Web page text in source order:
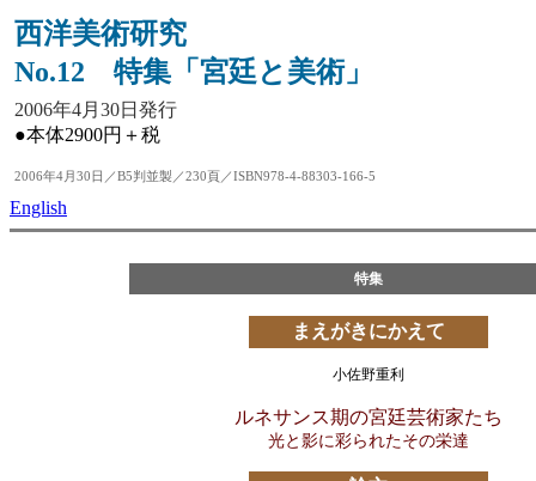
西洋美術研究
No.12 特集「宮廷と美術」
2006年4月30日発行
●本体2900円＋税
2006年4月30日／B5判並製／230頁／ISBN978-4-88303-166-5
English
特集
まえがきにかえて
小佐野重利
ルネサンス期の宮廷芸術家たち
光と影に彩られたその栄達